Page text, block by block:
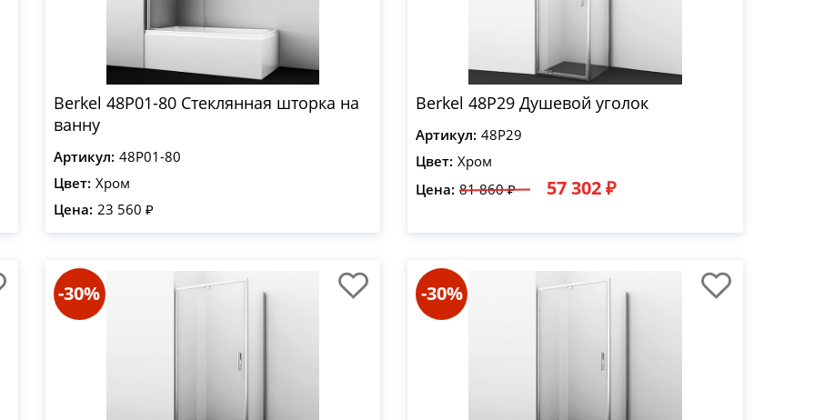
Berkel 48P01-80 Стеклянная шторка на
ванну
Артикул: 48P01-80
Цвет: Хром
Цена: 23 560 ₽
Berkel 48P29 Душевой уголок
Артикул: 48P29
Цвет: Хром
Цена: 81 860 ₽ 57 302 ₽
-30% -30%